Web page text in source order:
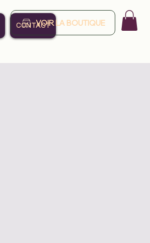
VOIR LA BOUTIQUE
CONTACT